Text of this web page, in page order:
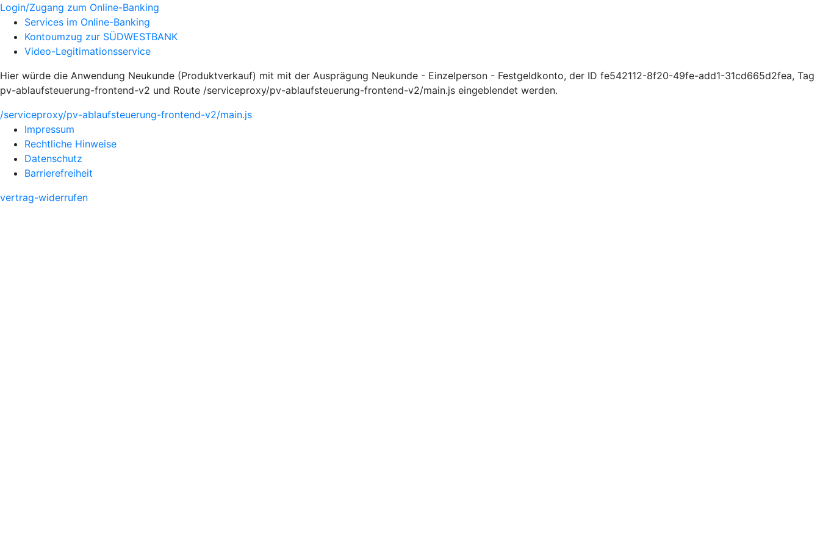
Login/Zugang zum Online-Banking
Services im Online-Banking
Kontoumzug zur SÜDWESTBANK
Video-Legitimationsservice
Hier würde die Anwendung Neukunde (Produktverkauf) mit mit der Ausprägung Neukunde - Einzelperson - Festgeldkonto, der ID fe542112-8f20-49fe-add1-31cd665d2fea, Tag
pv-ablaufsteuerung-frontend-v2 und Route /serviceproxy/pv-ablaufsteuerung-frontend-v2/main.js eingeblendet werden.
/serviceproxy/pv-ablaufsteuerung-frontend-v2/main.js
Impressum
Rechtliche Hinweise
Datenschutz
Barrierefreiheit
vertrag-widerrufen